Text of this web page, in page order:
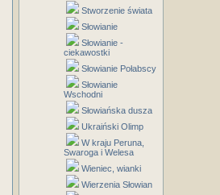
Stworzenie świata
Słowianie
Słowianie -
ciekawostki
Słowianie Połabscy
Słowianie
Wschodni
Słowiańska dusza
Ukraiński Olimp
W kraju Peruna,
Swaroga i Welesa
Wieniec, wianki
Wierzenia Słowian